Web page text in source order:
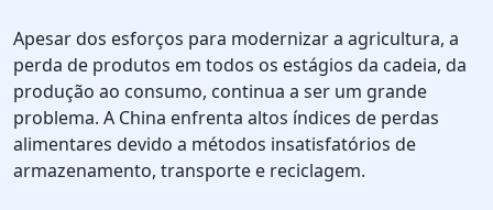
Apesar dos esforços para modernizar a agricultura, a
perda de produtos em todos os estágios da cadeia, da
produção ao consumo, continua a ser um grande
problema. A China enfrenta altos índices de perdas
alimentares devido a métodos insatisfatórios de
armazenamento, transporte e reciclagem.